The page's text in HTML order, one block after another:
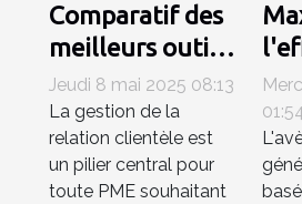
Comparatif des
meilleurs outils
CRM pour PME
en 2023
efficacité et
coût
Jeudi 8 mai 2025 08:13
La gestion de la
relation clientèle est
un pilier central pour
toute PME souhaitant